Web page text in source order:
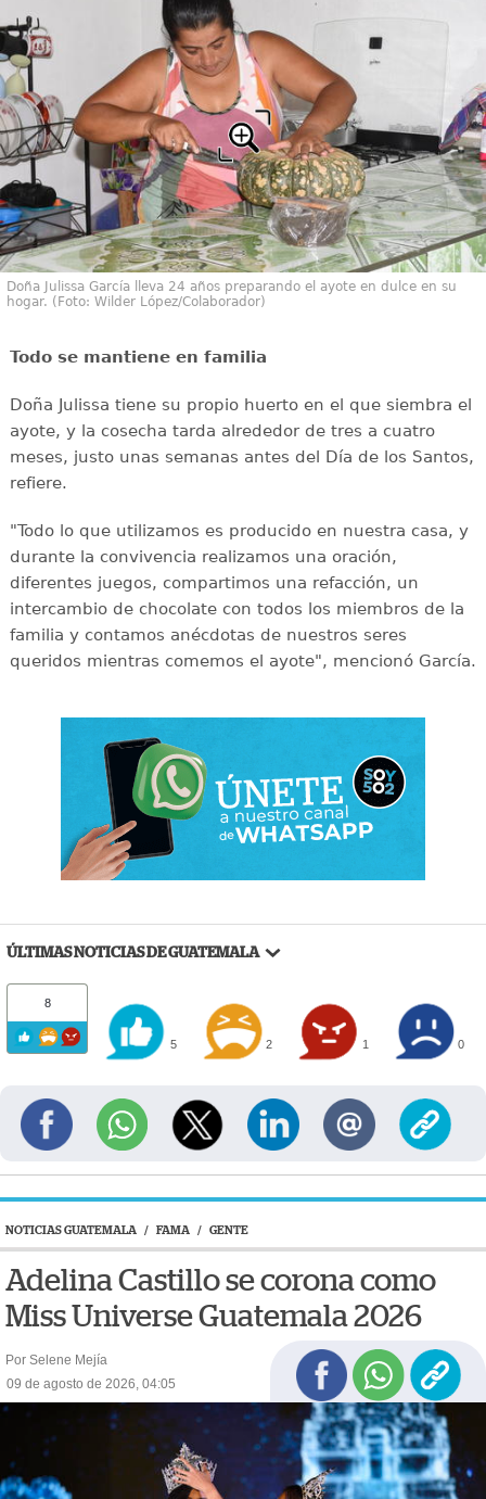
Doña Julissa García lleva 24 años preparando el ayote en dulce en su
hogar. (Foto: Wilder López/Colaborador)
Todo se mantiene en familia
Doña Julissa tiene su propio huerto en el que siembra el
ayote, y la cosecha tarda alrededor de tres a cuatro
meses, justo unas semanas antes del Día de los Santos,
refiere.
"Todo lo que utilizamos es producido en nuestra casa, y
durante la convivencia realizamos una oración,
diferentes juegos, compartimos una refacción, un
intercambio de chocolate con todos los miembros de la
familia y contamos anécdotas de nuestros seres
queridos mientras comemos el ayote", mencionó García.
ÚLTIMAS NOTICIAS DE GUATEMALA
8
5 2 1 0
NOTICIAS GUATEMALA / FAMA / GENTE
Adelina Castillo se corona como
Miss Universe Guatemala 2026
Por Selene Mejía
09 de agosto de 2026, 04:05